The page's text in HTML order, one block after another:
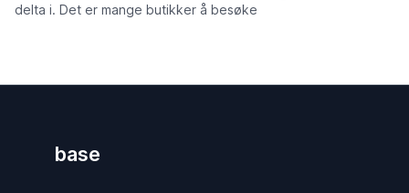
delta i. Det er mange butikker å besøke
base